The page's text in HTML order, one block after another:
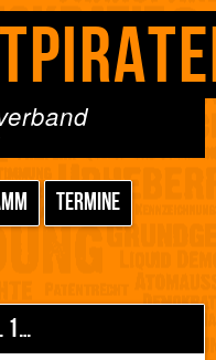
TERMINE
1…